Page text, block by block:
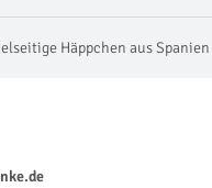
Häppchen aus Spanien